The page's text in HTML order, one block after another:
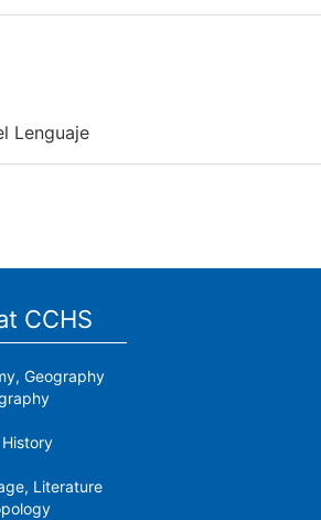
Lenguaje
CCHS
Geography
Literature